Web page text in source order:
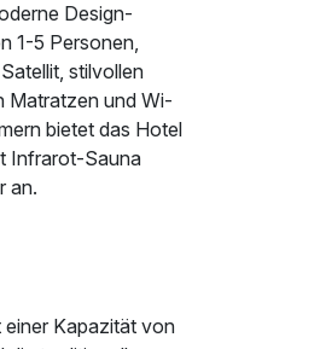
Design-
1-5 Personen,
stilvollen
Matratzen und Wi-
bietet das Hotel
Infrarot-Sauna
an.
einer Kapazität von